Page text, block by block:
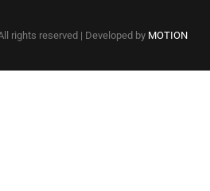
rights reserved | Developed by MOTION